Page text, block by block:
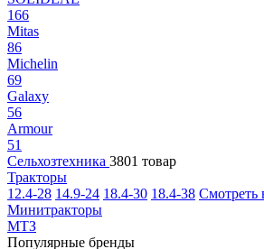
166
Mitas
86
Michelin
69
Galaxy
56
Armour
51
Сельхозтехника 3801 товар
Тракторы
12.4-28 14.9-24 18.4-30 18.4-38 Смотреть
Минитракторы
МТЗ
Популярные бренды